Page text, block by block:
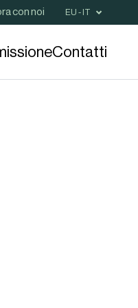
con noi EU - IT
Contatti